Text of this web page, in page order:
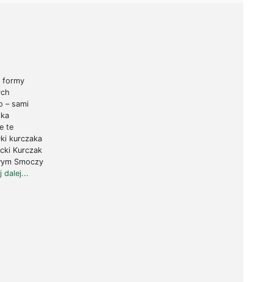
formy
– sami
te
kurczaka
Kurczak
Smoczy
dalej...